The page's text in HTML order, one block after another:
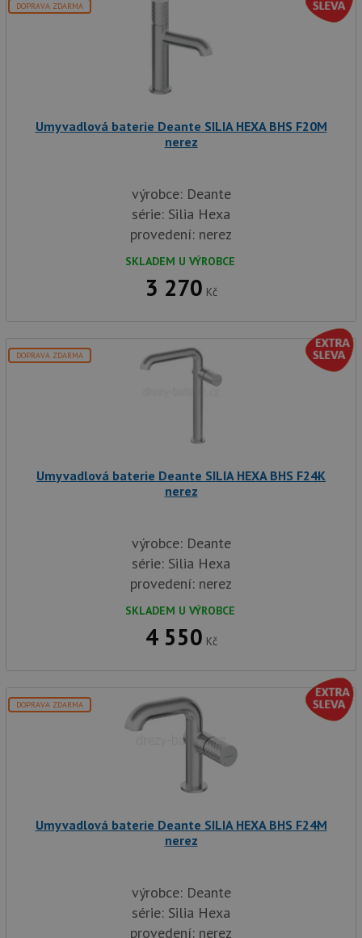
DOPRAVA ZDARMA
Umyvadlová baterie Deante SILIA HEXA BHS F20M
nerez
výrobce: Deante
série: Silia Hexa
provedení: nerez
SKLADEM U VÝROBCE
3 270 Kč
DOPRAVA ZDARMA
Umyvadlová baterie Deante SILIA HEXA BHS F24K
nerez
výrobce: Deante
série: Silia Hexa
provedení: nerez
SKLADEM U VÝROBCE
4 550 Kč
DOPRAVA ZDARMA
Umyvadlová baterie Deante SILIA HEXA BHS F24M
nerez
výrobce: Deante
série: Silia Hexa
provedení: nerez